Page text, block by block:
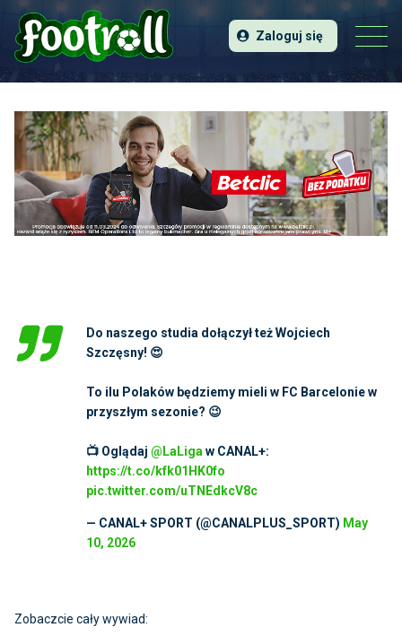
Zaloguj się
Do naszego studia dołączył też Wojciech
Szczęsny! 😍
To ilu Polaków będziemy mieli w FC Barcelonie w
przyszłym sezonie? 😉
📺 Oglądaj @LaLiga w CANAL+:
https://t.co/kfk01HK0fo
pic.twitter.com/uTNEdkcV8c
— CANAL+ SPORT (@CANALPLUS_SPORT) May
10, 2026
Zobaczcie cały wywiad: